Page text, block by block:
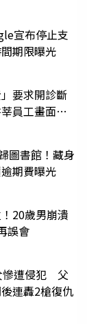
宣布停止支
期限曝光
要求開診斷
員工畫面曝
圖書館！藏身
期費曝光
20歲男崩潰
誤會
慘遭侵犯 父
連轟2槍復仇